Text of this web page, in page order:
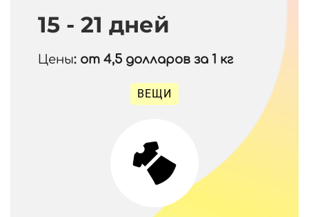
15 - 21 дней
Цены: от 4,5 долларов за 1 кг
ВЕЩИ